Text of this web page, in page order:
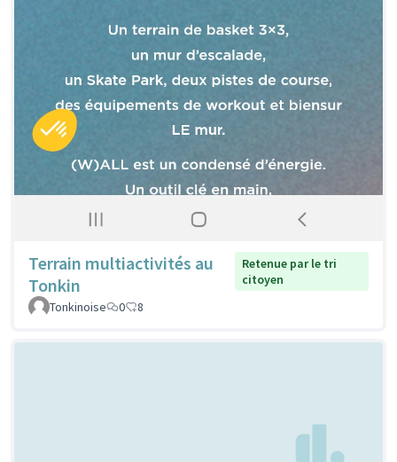
Terrain multiactivités au
Tonkin
Retenue par le tri
citoyen
Tonkinoise
0 8